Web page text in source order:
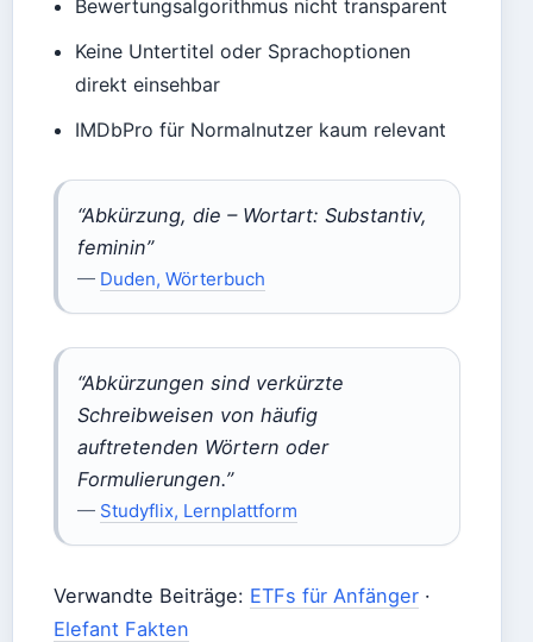
Bewertungsalgorithmus nicht transparent
Keine Untertitel oder Sprachoptionen
direkt einsehbar
IMDbPro für Normalnutzer kaum relevant
“Abkürzung, die – Wortart: Substantiv,
feminin”
— Duden, Wörterbuch
“Abkürzungen sind verkürzte
Schreibweisen von häufig
auftretenden Wörtern oder
Formulierungen.”
— Studyflix, Lernplattform
Verwandte Beiträge: ETFs für Anfänger ·
Elefant Fakten